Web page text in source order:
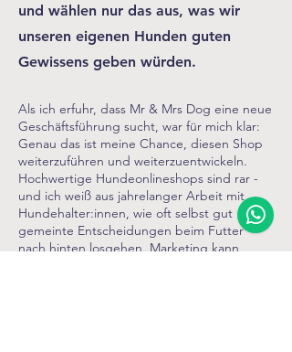
und wählen nur das aus, was wir
unseren eigenen Hunden guten
Gewissens geben würden.
Als ich erfuhr, dass Mr & Mrs Dog eine neue
Geschäftsführung sucht, war für mich klar:
Genau das ist meine Chance, diesen Shop
weiterzuführen und weiterzuentwickeln.
Hochwertige Hundeonlineshops sind rar -
und ich weiß aus jahrelanger Arbeit mit
Hundehalter:innen, wie oft selbst gut
gemeinte Entscheidungen beim Futter
nach hinten losgehen. Marketing kann